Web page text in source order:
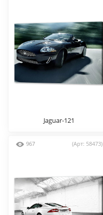
Jaguar-121
967 (Арт: 58473)